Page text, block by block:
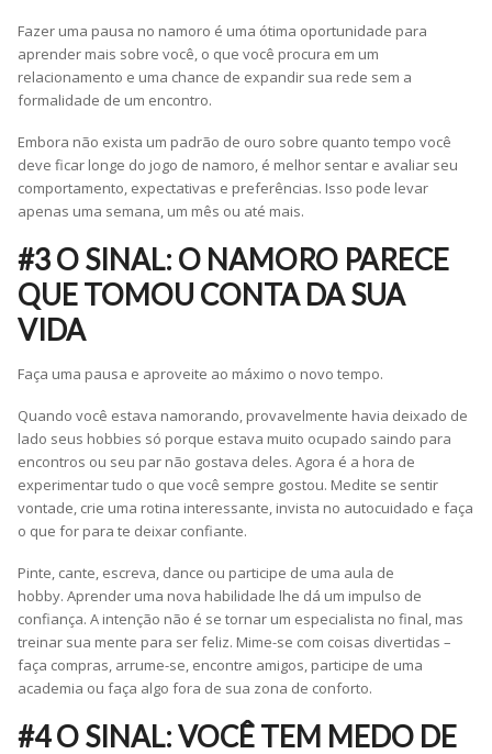
Fazer uma pausa no namoro é uma ótima oportunidade para
aprender mais sobre você, o que você procura em um
relacionamento e uma chance de expandir sua rede sem a
formalidade de um encontro.
Embora não exista um padrão de ouro sobre quanto tempo você
deve ficar longe do jogo de namoro, é melhor sentar e avaliar seu
comportamento, expectativas e preferências. Isso pode levar
apenas uma semana, um mês ou até mais.
#3 O SINAL: O NAMORO PARECE
QUE TOMOU CONTA DA SUA
VIDA
Faça uma pausa e aproveite ao máximo o novo tempo.
Quando você estava namorando, provavelmente havia deixado de
lado seus hobbies só porque estava muito ocupado saindo para
encontros ou seu par não gostava deles. Agora é a hora de
experimentar tudo o que você sempre gostou. Medite se sentir
vontade, crie uma rotina interessante, invista no autocuidado e faça
o que for para te deixar confiante.
Pinte, cante, escreva, dance ou participe de uma aula de
hobby. Aprender uma nova habilidade lhe dá um impulso de
confiança. A intenção não é se tornar um especialista no final, mas
treinar sua mente para ser feliz. Mime-se com coisas divertidas –
faça compras, arrume-se, encontre amigos, participe de uma
academia ou faça algo fora de sua zona de conforto.
#4 O SINAL: VOCÊ TEM MEDO DE